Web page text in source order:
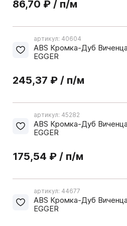
PerfectSense ЭГГЕР
PerfectSense
система VITRA
5.09. Гардеробная
5.10. Стеллажная система
08. СИСТЕМЫ
ЯЩИКОВ
86,70 ₽ / п/м
артикул: 40604
ABS Кромка-Дуб
EGGER
245,37 ₽ / п/м
артикул: 45282
ABS Кромка-Дуб
EGGER
175,54 ₽ / п/м
артикул: 44677
ABS Кромка-Дуб
EGGER